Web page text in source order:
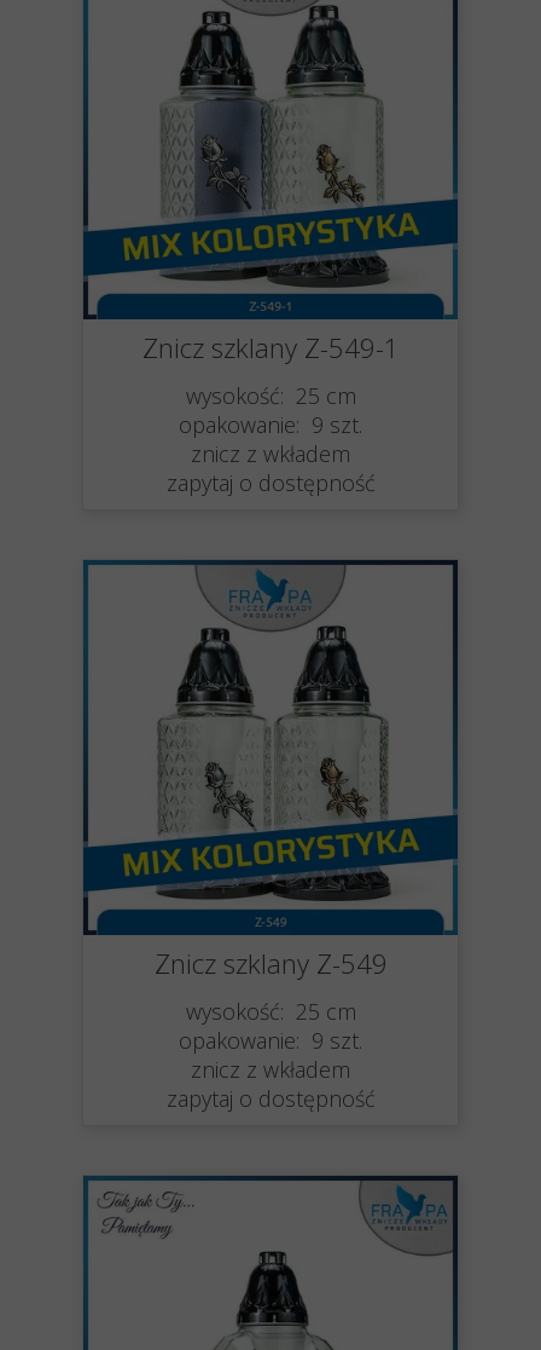
Znicz szklany Z-549-1
wysokość: 25 cm
opakowanie: 9 szt.
znicz z wkładem
zapytaj o dostępność
Znicz szklany Z-549
wysokość: 25 cm
opakowanie: 9 szt.
znicz z wkładem
zapytaj o dostępność